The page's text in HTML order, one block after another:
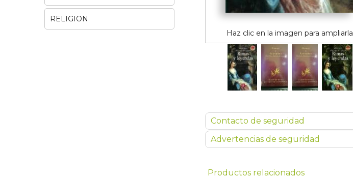
Haz clic en la imagen para ampliarla
Contacto de seguridad
Advertencias de seguridad
Productos relacionados
RELIGION